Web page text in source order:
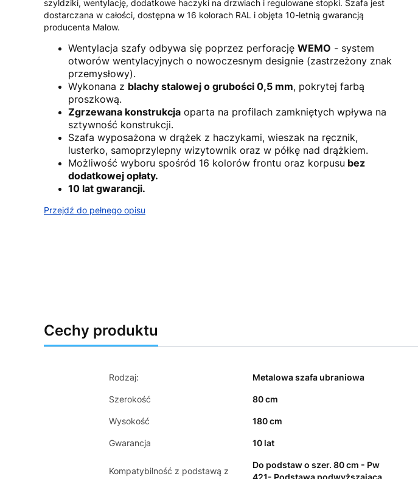
szyldziki, wentylację, dodatkowe haczyki na drzwiach i regulowane stopki. Szafa jest
dostarczana w całości, dostępna w 16 kolorach RAL i objęta 10-letnią gwarancją
producenta Malow.
Wentylacja szafy odbywa się poprzez perforację WEMO - system
otworów wentylacyjnych o nowoczesnym designie (zastrzeżony znak
przemysłowy).
Wykonana z blachy stalowej o grubości 0,5 mm, pokrytej farbą
proszkową.
Zgrzewana konstrukcja oparta na profilach zamkniętych wpływa na
sztywność konstrukcji.
Szafa wyposażona w drążek z haczykami, wieszak na ręcznik,
lusterko, samoprzylepny wizytownik oraz w półkę nad drążkiem.
Możliwość wyboru spośród 16 kolorów frontu oraz korpusu bez
dodatkowej opłaty.
10 lat gwarancji.
Przejdź do pełnego opisu
Cechy produktu
Rodzaj: Metalowa szafa ubraniowa
Szerokość 80 cm
Wysokość 180 cm
Gwarancja 10 lat
Kompatybilność z podstawą z
Do podstaw o szer. 80 cm - Pw
421- Podstawa podwyższająca